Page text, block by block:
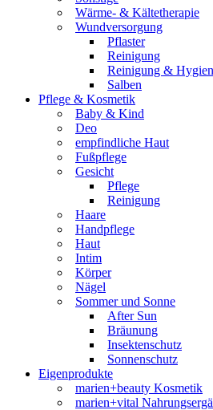
Wärme- & Kältetherapie
Wundversorgung
Pflaster
Reinigung
Reinigung &
Salben
Pflege & Kosmetik
Baby & Kind
Deo
empfindliche Haut
Fußpflege
Gesicht
Pflege
Reinigung
Haare
Handpflege
Haut
Intim
Körper
Nägel
Sommer und Sonne
After Sun
Bräunung
Insektenschutz
Sonnenschutz
Eigenprodukte
marien+beauty Kosmetik
marien+vital